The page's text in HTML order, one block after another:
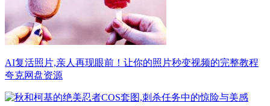
AI复活照片,亲人再现眼前！让你的照片秒变视频的完整教程
夸克网盘资源